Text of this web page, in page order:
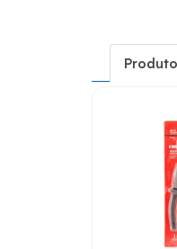
Quais
• Auxilia
• Facilita
•
• Ajuda